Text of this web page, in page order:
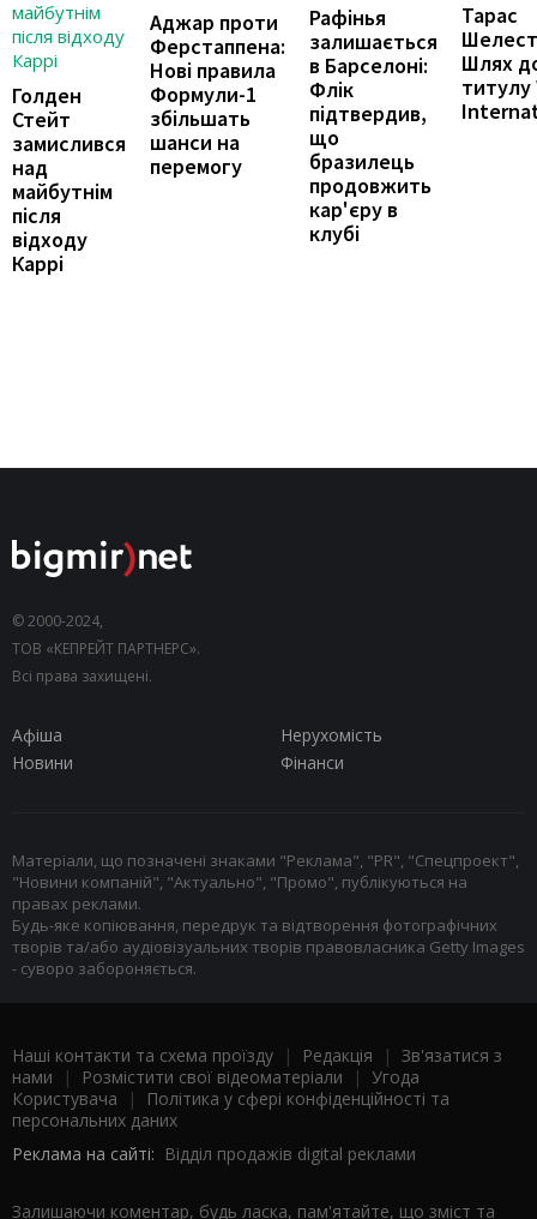
Голден
Стейт
замислився
над
майбутнім
після
відходу
Каррі
Аджар проти
Ферстаппена:
Нові правила
Формули-1
збільшать
шанси на
перемогу
Рафінья
залишається
в Барселоні:
Флік
підтвердив,
що
бразилець
продовжить
кар'єру в
клубі
Тарас
Шлях
титулу
© 2000-2024,
ТОВ «КЕПРЕЙТ ПАРТНЕРС».
Всі права захищені.
Афіша
Нерухомість
Новини
Фінанси
Матеріали, що позначені знаками "Реклама", "PR", "Спецпроект",
"Новини компаній", "Актуально", "Промо", публікуються на
правах реклами.
Будь-яке копіювання, передрук та відтворення фотографічних
творів та/або аудіовізуальних творів правовласника Getty Images
- суворо забороняється.
Наші контакти та схема проїзду | Редакція | Зв'язатися з
нами | Розмістити свої відеоматеріали | Угода
Користувача |
Політика у сфері конфіденційності та
персональних даних
Реклама на сайті: Відділ продажів digital реклами
Залишаючи коментар, будь ласка, пам'ятайте, що зміст та